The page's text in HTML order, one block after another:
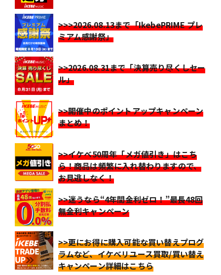
>>>2026.08.13まで「IkebePRIME プレ
ミアム感謝祭」
>>2026.08.31まで「決算売り尽くしセー
ル」
>>開催中のポイントアップキャンペーン
まとめ！
>>イケベ50周年「メガ値引き」はこち
ら！商品は頻繁に入れ替わりますので、
お見逃しなく！
>>迷うなら“4年間金利ゼロ！”最長48回
無金利キャンペーン
>>更にお得に購入可能な買い替えプログ
ラムなど、イケベリユース買取/買い替え
キャンペーン詳細はこちら